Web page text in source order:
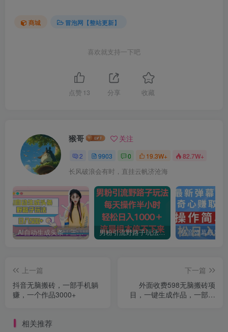
商城 冒泡网【整站更新】
喜欢就支持一下吧
点赞 13 分享 收藏
猴哥 关注
2 9903 0 19.3W+ 82.7W+
长风破浪会有时，直挂云帆济沧海
AI自动生成头条，三天必起号，三分钟轻松发布内容，复制粘贴，保姆级教… 男粉引流野路子玩法，每天操作半小时轻松日入1000＋，流量根本停不下来
上一篇
抖音无脑搬砖，一部手机躺
赚，一个作品3000+
下一篇
外面收费598无脑搬砖项
目，一键生成作品，一部手
相关推荐